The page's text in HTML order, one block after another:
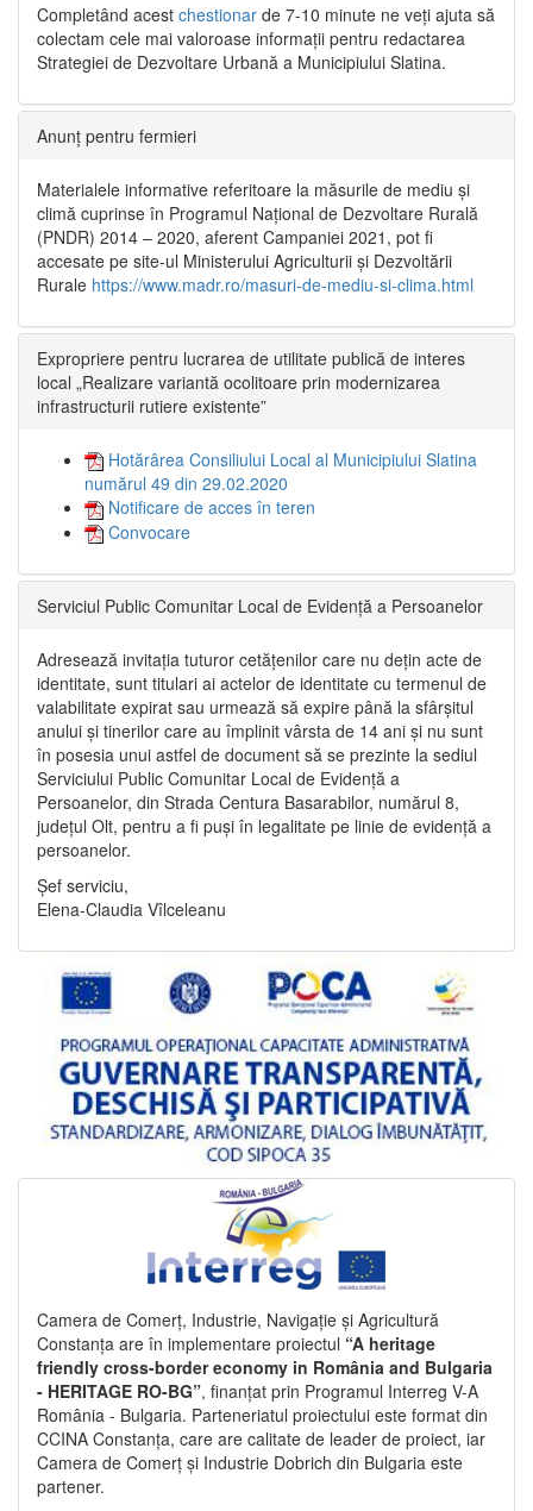
Completând acest chestionar de 7-10 minute ne veți ajuta să
colectam cele mai valoroase informații pentru redactarea
Strategiei de Dezvoltare Urbană a Municipiului Slatina.
Anunț pentru fermieri
Materialele informative referitoare la măsurile de mediu și
climă cuprinse în Programul Național de Dezvoltare Rurală
(PNDR) 2014 – 2020, aferent Campaniei 2021, pot fi
accesate pe site-ul Ministerului Agriculturii și Dezvoltării
Rurale https://www.madr.ro/masuri-de-mediu-si-clima.html
Expropriere pentru lucrarea de utilitate publică de interes
local „Realizare variantă ocolitoare prin modernizarea
infrastructurii rutiere existente”
Hotărârea Consiliului Local al Municipiului Slatina
numărul 49 din 29.02.2020
Notificare de acces în teren
Convocare
Serviciul Public Comunitar Local de Evidență a Persoanelor
Adresează invitația tuturor cetățenilor care nu dețin acte de
identitate, sunt titulari ai actelor de identitate cu termenul de
valabilitate expirat sau urmează să expire până la sfârșitul
anului și tinerilor care au împlinit vârsta de 14 ani și nu sunt
în posesia unui astfel de document să se prezinte la sediul
Serviciului Public Comunitar Local de Evidență a
Persoanelor, din Strada Centura Basarabilor, numărul 8,
județul Olt, pentru a fi puși în legalitate pe linie de evidență a
persoanelor.
Șef serviciu,
Elena-Claudia Vîlceleanu
Camera de Comerț, Industrie, Navigație și Agricultură
Constanța are în implementare proiectul “A heritage
friendly cross-border economy in România and Bulgaria
- HERITAGE RO-BG”, finanțat prin Programul Interreg V-A
România - Bulgaria. Parteneriatul proiectului este format din
CCINA Constanța, care are calitate de leader de proiect, iar
Camera de Comerț și Industrie Dobrich din Bulgaria este
partener.